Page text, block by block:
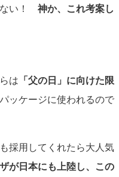
い！ 神か、これ考案し
は 「父の日」に向けた限
ッケージに使われるので
採用してくれたら大人気
が日本にも上陸し、この